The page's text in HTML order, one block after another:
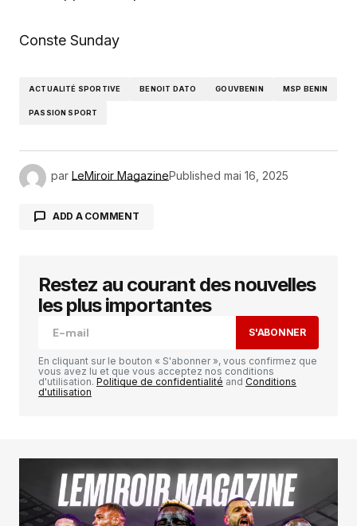
Conste Sunday
ACTUALITÉ SPORTIVE BENOIT DATO GOUVBENIN MSP BENIN
PASSION SPORT
par LeMiroir MagazinePublished mai 16, 2025
ADD A COMMENT
Votre adresse e-mail ne sera pas publiée. Les
champs obligatoires sont indiqués avec
Your E-mail*
Restez au courant des nouvelles
les plus importantes
S'ABONNER
En cliquant sur le bouton « S'abonner », vous confirmez que
vous avez lu et que vous acceptez nos conditions
d'utilisation. Politique de confidentialité and Conditions
d'utilisation